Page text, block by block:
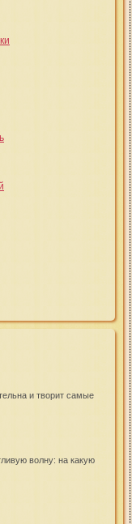
и творит самые
волну: на какую